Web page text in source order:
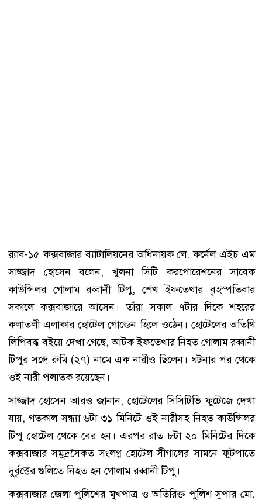
র‍্যাব-১৫ কক্সবাজার ব্যাটালিয়নের অধিনায়ক লে. কর্নেল এইচ এম
সাজ্জাদ হোসেন বলেন, খুলনা সিটি করপোরেশনের সাবেক
কাউন্সিলর গোলাম রব্বানী টিপু, শেখ ইফতেখার বৃহস্পতিবার
সকালে কক্সবাজারে আসেন। তাঁরা সকাল ৭টার দিকে শহরের
কলাতলী এলাকার হোটেল গোল্ডেন হিলে ওঠেন। হোটেলের অতিথি
লিপিবদ্ধ বইয়ে দেখা গেছে, আটক ইফতেখার নিহত গোলাম রব্বানী
টিপুর সঙ্গে রুমি (২৭) নামে এক নারীও ছিলেন। ঘটনার পর থেকে
ওই নারী পলাতক রয়েছেন।
সাজ্জাদ হোসেন আরও জানান, হোটেলের সিসিটিভি ফুটেজে দেখা
যায়, গতকাল সন্ধ্যা ৬টা ৩১ মিনিটে ওই নারীসহ নিহত কাউন্সিলর
টিপু হোটেল থেকে বের হন। এরপর রাত ৮টা ২০ মিনিটের দিকে
কক্সবাজার সমুদ্রসৈকত সংলগ্ন হোটেল সীগালের সামনে ফুটপাতে
দুর্বৃত্তের গুলিতে নিহত হন গোলাম রব্বানী টিপু।
কক্সবাজার জেলা পুলিশের মুখপাত্র ও অতিরিক্ত পুলিশ সুপার মো.